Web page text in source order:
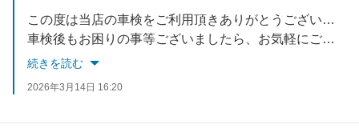
この度は当店の車検をご利用頂きありがとうございました。
車検後もお困りの事等ございましたら、お気軽にご相談下さい。
また、半年毎の無料点検のご案内をさせて頂いております。
続きを読む
2026年3月14日 16:20